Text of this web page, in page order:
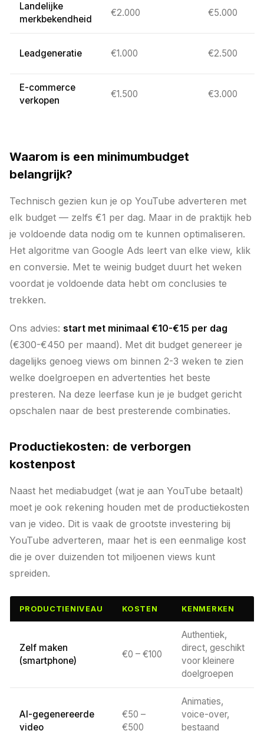
Landelijke
merkbekendheid
€2.000 €5.000
Leadgeneratie €1.000 €2.500
E-commerce
verkopen
€1.500 €3.000
Waarom is een minimumbudget
belangrijk?
Technisch gezien kun je op YouTube adverteren met
elk budget — zelfs €1 per dag. Maar in de praktijk heb
je voldoende data nodig om te kunnen optimaliseren.
Het algoritme van Google Ads leert van elke view, klik
en conversie. Met te weinig budget duurt het weken
voordat je voldoende data hebt om conclusies te
trekken.
Ons advies: start met minimaal €10-€15 per dag
(€300-€450 per maand). Met dit budget genereer je
dagelijks genoeg views om binnen 2-3 weken te zien
welke doelgroepen en advertenties het beste
presteren. Na deze leerfase kun je je budget gericht
opschalen naar de best presterende combinaties.
Productiekosten: de verborgen
kostenpost
Naast het mediabudget (wat je aan YouTube betaalt)
moet je ook rekening houden met de productiekosten
van je video. Dit is vaak de grootste investering bij
YouTube adverteren, maar het is een eenmalige kost
die je over duizenden tot miljoenen views kunt
spreiden.
PRODUCTIENIVEAU KOSTEN KENMERKEN
Zelf maken
(smartphone)
€0 – €100
Authentiek,
direct, geschikt
voor kleinere
doelgroepen
AI-gegenereerde
video
€50 –
€500
Animaties,
voice-over,
bestaand